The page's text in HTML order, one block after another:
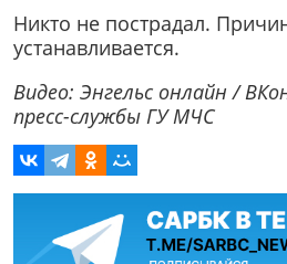
Никто не пострадал.
устанавливается.
Видео: Энгельс онлайн /
пресс-службы ГУ МЧС